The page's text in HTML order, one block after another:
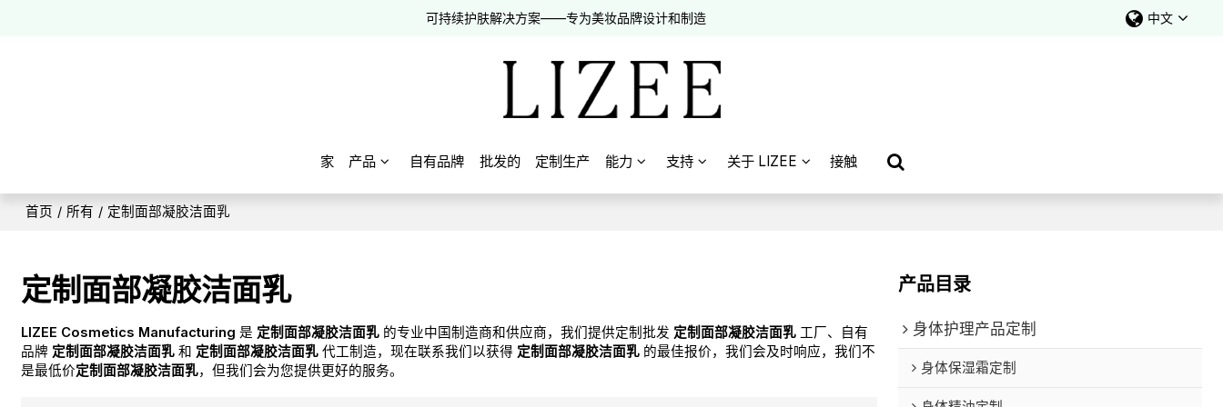
可持续护肤解决方案——专为美妆品牌设计和制造 中文
家 产品 自有品牌 批发的 定制生产 能力 支持 关于 LIZEE 接触
首页 / 所有 / 定制面部凝胶洁面乳
定制面部凝胶洁面乳
LIZEE Cosmetics Manufacturing 是 定制面部凝胶洁面乳 的专业中国制造商和供应商，我们提供定制批发 定制面部凝胶洁面乳 工厂、自有
品牌 定制面部凝胶洁面乳 和 定制面部凝胶洁面乳 代工制造，现在联系我们以获得 定制面部凝胶洁面乳 的最佳报价，我们会及时响应，我们不
是最低价定制面部凝胶洁面乳，但我们会为您提供更好的服务。
产品目录
身体护理产品定制
身体保湿霜定制